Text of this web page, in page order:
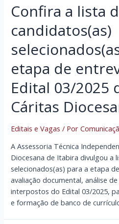
Confira a lista
candidatos(as)
etapa de
Edital 03/2025
Cáritas
Editais e Vagas / Por
A Assessoria Técnica
Diocesana de Itabira divulgou a
selecionados(as) para a etapa
avaliação documental, análise
interpostos do Edital 03/2025,
e formação de banco de